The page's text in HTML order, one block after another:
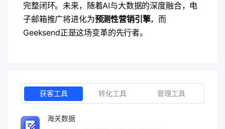
完整闭环。未来，随着AI与大数据的深度融合，电
子邮箱推广将进化为​​预测性营销引擎​​，而
Geeksend正是这场变革的先行者。
获客工具 转化工具 管理工具
海关数据